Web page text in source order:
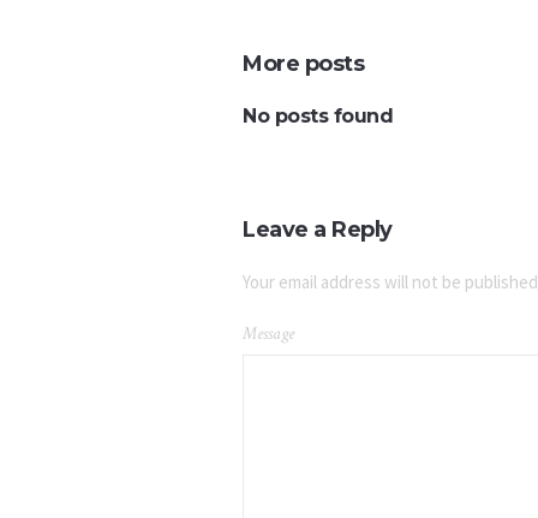
More posts
No posts found
Leave a Reply
Your email address will not be
Message